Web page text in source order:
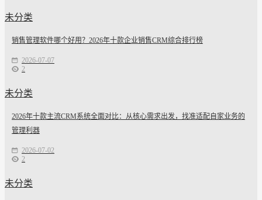
未分类
销售管理软件哪个好用？2026年十款企业销售CRM综合排行榜
2026-07-07
2
未分类
2026年十款主流CRM系统全面对比：从核心需求出发，找准适配自家业务的
管理利器
2026-07-02
2
未分类